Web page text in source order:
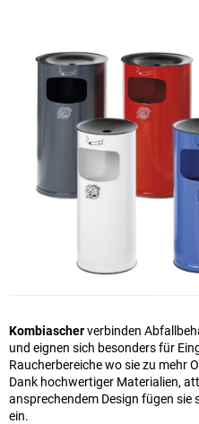
Kombiascherverbinden
und eignen sich besonders für
Raucherbereiche wo sie zu mehr
Dank hochwertiger Materialien,
ansprechendem Design fügen sie
ein.